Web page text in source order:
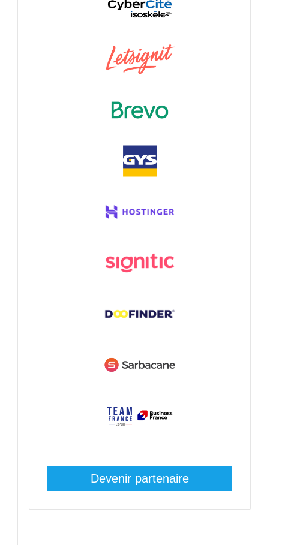
Devenir partenaire